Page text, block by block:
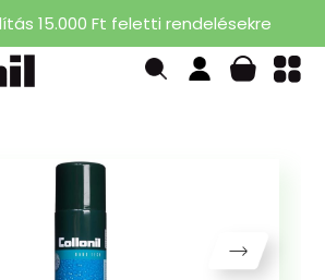
15.000 Ft feletti rendelésekre